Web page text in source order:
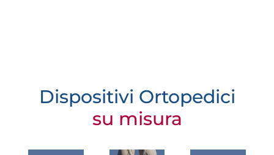
Dispositivi Ortopedici
su misura